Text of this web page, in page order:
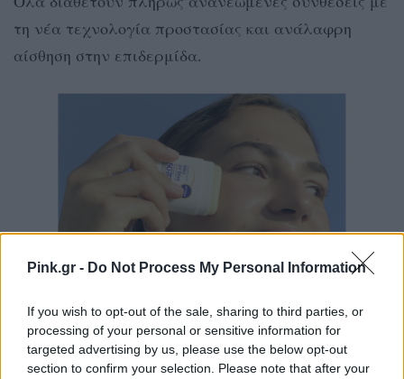
Pink.gr - Do Not Process My Personal Information
If you wish to opt-out of the sale, sharing to third parties, or
processing of your personal or sensitive information for
targeted advertising by us, please use the below opt-out
section to confirm your selection. Please note that after your
τη νέα τεχνολογία προστασίας και ανάλαφρη
αίσθηση στην επιδερμίδα.